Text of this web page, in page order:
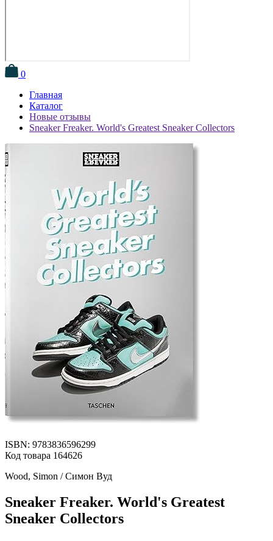
0
Главная
Каталог
Новые отзывы
Sneaker Freaker. World's Greatest Sneaker Collectors
ISBN: 9783836596299
Код товара 164626
Wood, Simon / Симон Вуд
Sneaker Freaker. World's Greatest
Sneaker Collectors